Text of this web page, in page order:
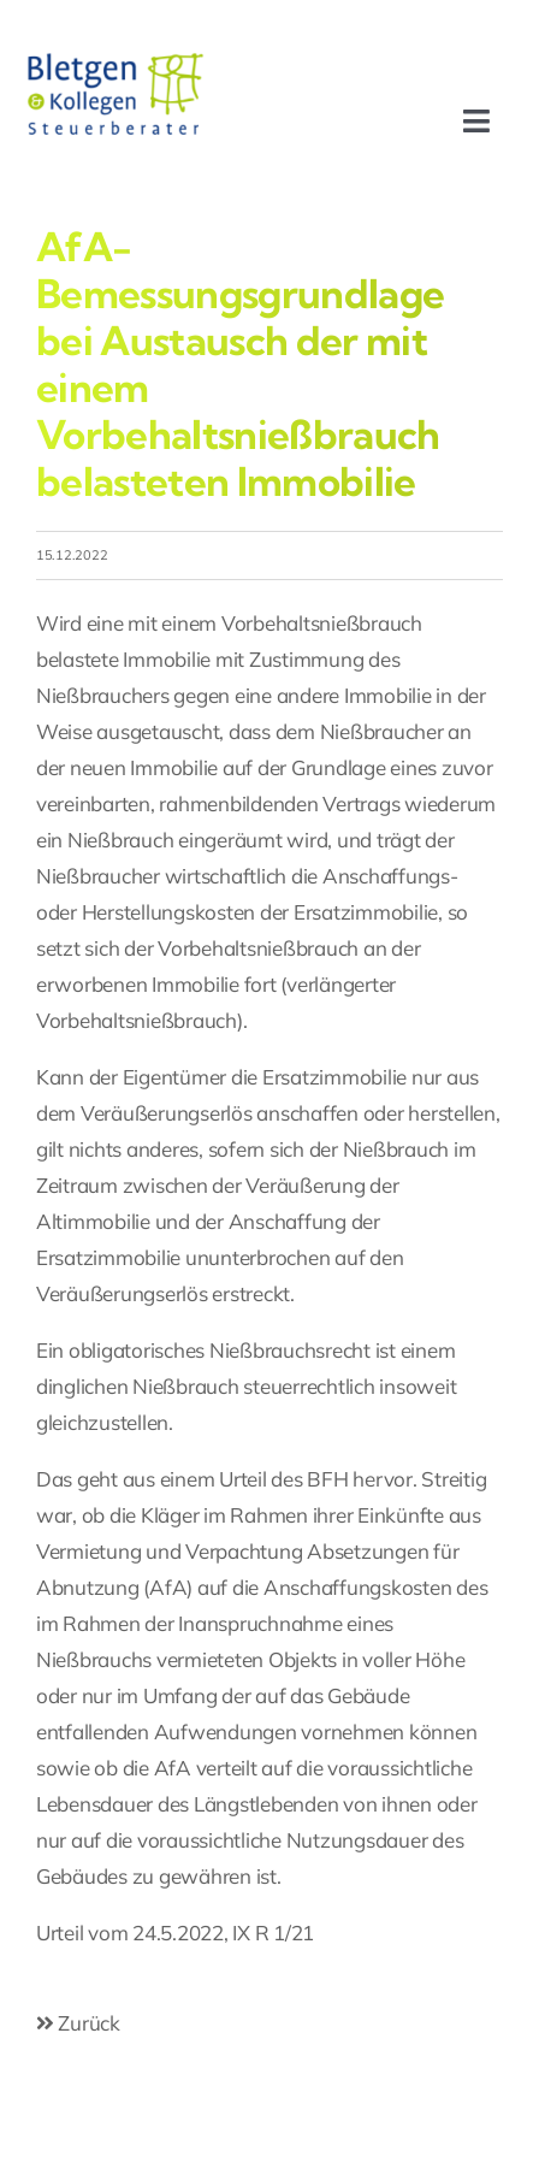
Inhalt
springen
Profil
Leistungen
Team
Fragen Sie Ihre Kanzlei
Kontakt
AfA-
Bemessungsgrundlage
bei Austausch der mit
einem
Vorbehaltsnießbrauch
belasteten Immobilie
15.12.2022
Wird eine mit einem Vorbehaltsnießbrauch
belastete Immobilie mit Zustimmung des
Nießbrauchers gegen eine andere Immobilie in der
Weise ausgetauscht, dass dem Nießbraucher an
der neuen Immobilie auf der Grundlage eines zuvor
vereinbarten, rahmenbildenden Vertrags wiederum
ein Nießbrauch eingeräumt wird, und trägt der
Nießbraucher wirtschaftlich die Anschaffungs-
oder Herstellungskosten der Ersatzimmobilie, so
setzt sich der Vorbehaltsnießbrauch an der
erworbenen Immobilie fort (verlängerter
Vorbehaltsnießbrauch).
Kann der Eigentümer die Ersatzimmobilie nur aus
dem Veräußerungserlös anschaffen oder herstellen,
gilt nichts anderes, sofern sich der Nießbrauch im
Zeitraum zwischen der Veräußerung der
Altimmobilie und der Anschaffung der
Ersatzimmobilie ununterbrochen auf den
Veräußerungserlös erstreckt.
Ein obligatorisches Nießbrauchsrecht ist einem
dinglichen Nießbrauch steuerrechtlich insoweit
gleichzustellen.
Das geht aus einem Urteil des BFH hervor. Streitig
war, ob die Kläger im Rahmen ihrer Einkünfte aus
Vermietung und Verpachtung Absetzungen für
Abnutzung (AfA) auf die Anschaffungskosten des
im Rahmen der Inanspruchnahme eines
Nießbrauchs vermieteten Objekts in voller Höhe
oder nur im Umfang der auf das Gebäude
entfallenden Aufwendungen vornehmen können
sowie ob die AfA verteilt auf die voraussichtliche
Lebensdauer des Längstlebenden von ihnen oder
nur auf die voraussichtliche Nutzungsdauer des
Gebäudes zu gewähren ist.
Urteil vom 24.5.2022, IX R 1/21
Zurück